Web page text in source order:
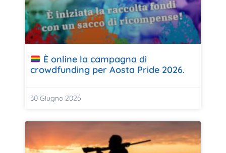
È online la campagna di
crowdfunding per Aosta Pride 2026.
30 Giugno 2026